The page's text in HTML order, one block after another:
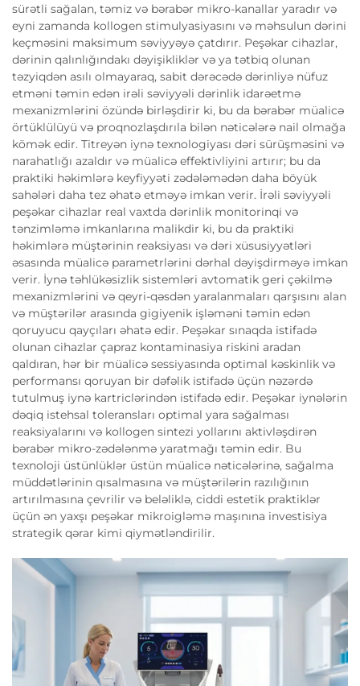
sürətli sağalan, təmiz və bərabər mikro-kanallar yaradır və
eyni zamanda kollogen stimulyasiyasını və məhsulun dərini
keçməsini maksimum səviyyəyə çatdırır. Peşəkar cihazlar,
dərinin qalınlığındakı dəyişikliklər və ya tətbiq olunan
təzyiqdən asılı olmayaraq, sabit dərəcədə dərinliyə nüfuz
etməni təmin edən irəli səviyyəli dərinlik idarəetmə
mexanizmlərini özündə birləşdirir ki, bu da bərabər müalicə
örtüklülüyü və proqnozlaşdırıla bilən nəticələrə nail olmağa
kömək edir. Titreyən iynə texnologiyası dəri sürüşməsini və
narahatlığı azaldır və müalicə effektivliyini artırır; bu da
praktiki həkimlərə keyfiyyəti zədələmədən daha böyük
sahələri daha tez əhatə etməyə imkan verir. İrəli səviyyəli
peşəkar cihazlar real vaxtda dərinlik monitorinqi və
tənzimləmə imkanlarına malikdir ki, bu da praktiki
həkimlərə müştərinin reaksiyası və dəri xüsusiyyətləri
əsasında müalicə parametrlərini dərhal dəyişdirməyə imkan
verir. İynə təhlükəsizlik sistemləri avtomatik geri çəkilmə
mexanizmlərini və qeyri-qəsdən yaralanmaları qarşısını alan
və müştərilər arasında gigiyenik işləməni təmin edən
qoruyucu qayçıları əhatə edir. Peşəkar sınaqda istifadə
olunan cihazlar çapraz kontaminasiya riskini aradan
qaldıran, hər bir müalicə sessiyasında optimal kəskinlik və
performansı qoruyan bir dəfəlik istifadə üçün nəzərdə
tutulmuş iynə kartriclərindən istifadə edir. Peşəkar iynələrin
dəqiq istehsal toleransları optimal yara sağalması
reaksiyalarını və kollogen sintezi yollarını aktivləşdirən
bərabər mikro-zədələnmə yaratmağı təmin edir. Bu
texnoloji üstünlüklər üstün müalicə nəticələrinə, sağalma
müddətlərinin qısalmasına və müştərilərin razılığının
artırılmasına çevrilir və beləliklə, ciddi estetik praktiklər
üçün ən yaxşı peşəkar mikroigləmə maşınına investisiya
strategik qərar kimi qiymətləndirilir.